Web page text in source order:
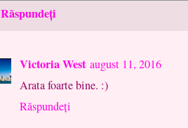
Răspundeți
Victoria West august 11, 2016
Arata foarte bine. :)
Răspundeți